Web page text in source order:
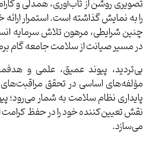
تصویری روشن از تاب‌آوری، همدلی و
را به نمایش گذاشته است. استمرار
چنین شرایطی، مرهون تلاش سرمایه
در مسیر صیانت از سلامت جامعه گام
بی‌تردید، پیوند عمیق، علمی و
مؤلفه‌های اساسی در تحقق
پایداری نظام سلامت به شمار می‌رود؛
نقش تعیین‌کننده خود را در حفظ کرامت
می‌سازد.